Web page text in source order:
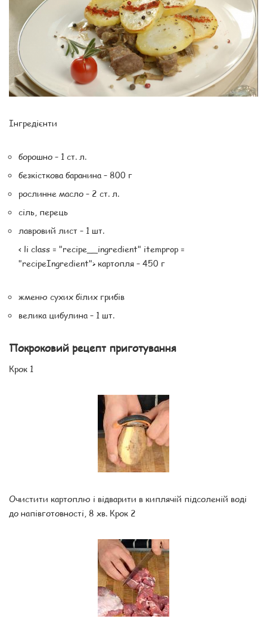
Інгредієнти
борошно – 1 ст. л.
безкісткова баранина – 800 г
рослинне масло – 2 ст. л.
сіль, перець
лавровий лист – 1 шт.
< li class = "recipe__ingredient" itemprop =
"recipeIngredient"> картопля – 450 г
жменю сухих білих грибів
велика цибулина – 1 шт.
Покроковий рецепт приготування
Крок 1
Очистити картоплю і відварити в киплячій підсоленій воді
до напівготовності, 8 хв. Крок 2